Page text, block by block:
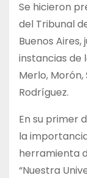
Se hicieron
del Tribunal
Buenos
instancias de
Merlo,
Rodríguez.
En su primer
la
herramienta
“Nuestra